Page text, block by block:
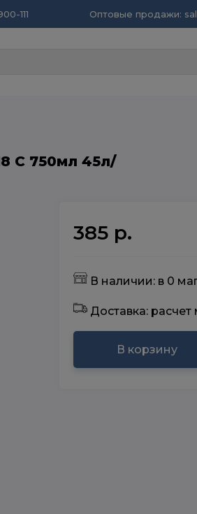
111 Оптовые продажи:
C 750мл 45л/
385 р.
В наличии: в 0
Доставка:
В корзину